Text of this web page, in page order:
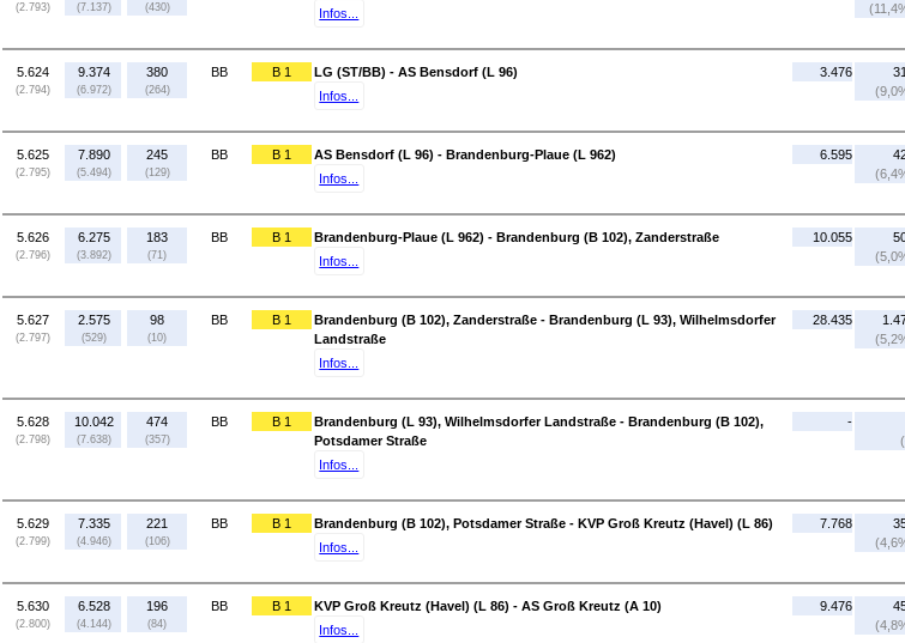
(2.793) (7.137) (430)
Infos...
5.624
(2.794)
9.374
(6.972)
380
(264)
BB B 1
LG (ST/BB) - AS Bensdorf (L 96)
Infos...
3.476
5.625
(2.795)
7.890
(5.494)
245
(129)
BB B 1
AS Bensdorf (L 96) - Brandenburg-Plaue (L 962)
Infos...
6.595
5.626
(2.796)
6.275
(3.892)
183
(71)
BB B 1
Brandenburg-Plaue (L 962) - Brandenburg (B 102), Zanderstraße
Infos...
10.055
5.627
(2.797)
2.575
(529)
98
(10)
BB B 1
Brandenburg (B 102), Zanderstraße - Brandenburg (L 93), Wilhelmsdorfer
Landstraße
Infos...
28.435
5.628
(2.798)
10.042
(7.638)
474
(357)
BB B 1
Brandenburg (L 93), Wilhelmsdorfer Landstraße - Brandenburg (B 102),
Potsdamer Straße
Infos...
-
5.629
(2.799)
7.335
(4.946)
221
(106)
BB B 1
Brandenburg (B 102), Potsdamer Straße - KVP Groß Kreutz (Havel) (L 86)
Infos...
7.768
5.630
(2.800)
6.528
(4.144)
196
(84)
BB B 1
KVP Groß Kreutz (Havel) (L 86) - AS Groß Kreutz (A 10)
Infos...
9.476